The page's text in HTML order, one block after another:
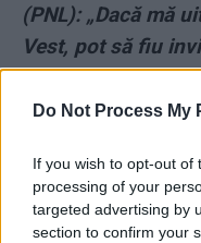
Do Not Process My
If you wish to opt-out of
processing of your
targeted advertising by
section to confirm your
(PNL): „Dacă mă
Vest, pot să fiu
care a votat
ani de închisoare
uciderea